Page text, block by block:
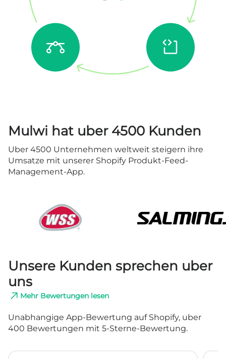
Mulwi hat uber 4500 Kunden
Uber 4500 Unternehmen weltweit steigern ihre
Umsatze mit unserer Shopify Produkt-Feed-
Management-App.
Unsere Kunden sprechen uber
uns
Mehr Bewertungen lesen
Unabhangige App-Bewertung auf Shopify, uber
400 Bewertungen mit 5-Sterne-Bewertung.